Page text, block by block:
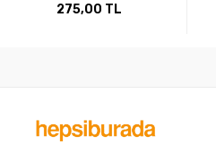
275,00 TL